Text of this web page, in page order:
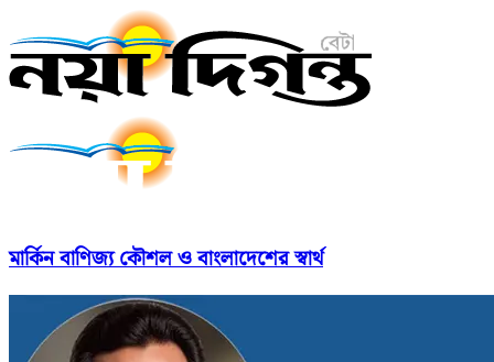
মার্কিন বাণিজ্য কৌশল ও বাংলাদেশের স্বার্থ